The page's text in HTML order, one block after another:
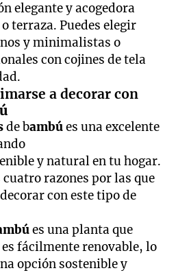
elegante y acogedora
terraza. Puedes elegir
y minimalistas o
con cojines de tela
a decorar con
de bambúes una excelente
y natural en tu hogar.
razones por las que
con este tipo de
es una planta que
fácilmente renovable, lo
opción sostenible y